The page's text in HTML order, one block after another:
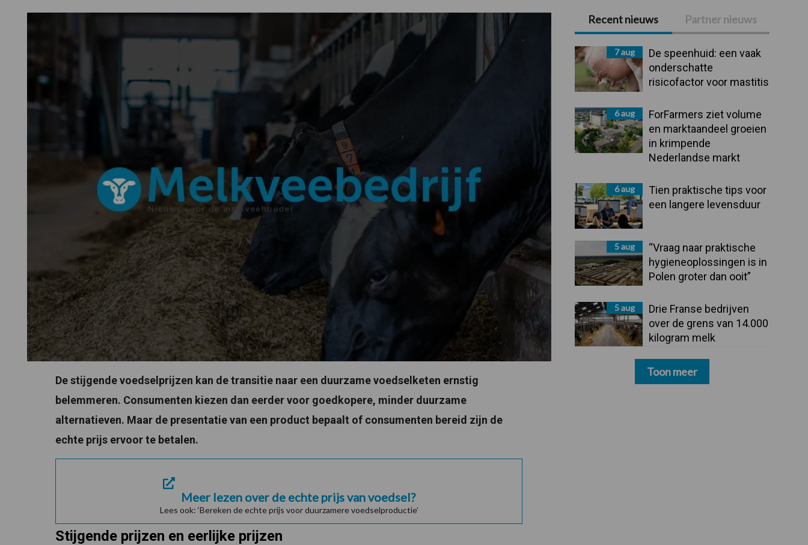
De stijgende voedselprijzen kan de transitie naar een duurzame voedselketen ernstig
belemmeren. Consumenten kiezen dan eerder voor goedkopere, minder duurzame
alternatieven. Maar de presentatie van een product bepaalt of consumenten bereid zijn de
echte prijs ervoor te betalen.
Meer lezen over de echte prijs van voedsel?
Lees ook: ‘Bereken de echte prijs voor duurzamere voedselproductie’
Stijgende prijzen en eerlijke prijzen
Primaire
Sidebar
Recent nieuws Partner nieuws
7 aug
De speenhuid: een vaak
onderschatte
risicofactor voor mastitis
6 aug
ForFarmers ziet volume
en marktaandeel groeien
in krimpende
Nederlandse markt
6 aug
Tien praktische tips voor
een langere levensduur
5 aug
“Vraag naar praktische
hygieneoplossingen is in
Polen groter dan ooit”
5 aug
Drie Franse bedrijven
over de grens van 14.000
kilogram melk
Toon meer